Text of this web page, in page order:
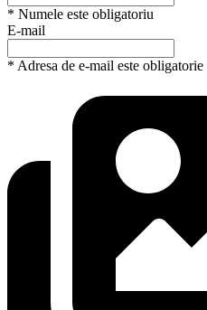
* Numele este obligatoriu
E-mail
* Adresa de e-mail este obligatorie